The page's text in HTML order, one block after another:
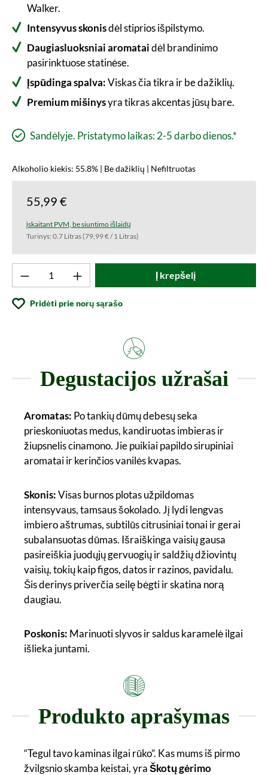
Walker.
Intensyvus skonisdėl stiprios išpilstymo.
Daugiasluoksniai aromataidėl brandinimo
pasirinktuose statinėse.
Įspūdinga spalva:Viskas čia tikra ir be dažiklių.
Premium mišinysyra tikras akcentas jūsų bare.
Sandėlyje. Pristatymo laikas: 2-5 darbo dienos.*
Alkoholio kiekis: 55.8% | Be dažiklių | Nefiltruotas
55,99 €
įskaitant PVM, be siuntimo išlaidų
Turinys: 0.7 Litras(79,99 € / 1 Litras)
Produkto kiekis: Įveskite norimą vertę
Į krepšelį
Pridėti prie norų sąrašo
Degustacijos užrašai
Aromatas: Po tankių dūmų debesų seka
prieskoniuotas medus, kandiruotas imbieras ir
žiupsnelis cinamono. Jie puikiai papildo sirupiniai
aromatai ir kerinčios vanilės kvapas.
Skonis:Visas burnos plotas užpildomas
intensyvaus, tamsaus šokolado. Jį lydi lengvas
imbiero aštrumas, subtilūs citrusiniai tonai ir gerai
subalansuotas dūmas. Išraiškinga vaisių gausa
pasireiškia juodųjų gervuogių ir saldžių džiovintų
vaisių, tokių kaip figos, datos ir razinos, pavidalu.
Šis derinys priverčia seilę bėgti ir skatina norą
daugiau.
Poskonis: Marinuoti slyvos ir saldus karamelė ilgai
išlieka juntami.
Produkto aprašymas
“Tegul tavo kaminas ilgai rūko”. Kas mums iš pirmo
žvilgsnio skamba keistai, yraŠkotų gėrimo